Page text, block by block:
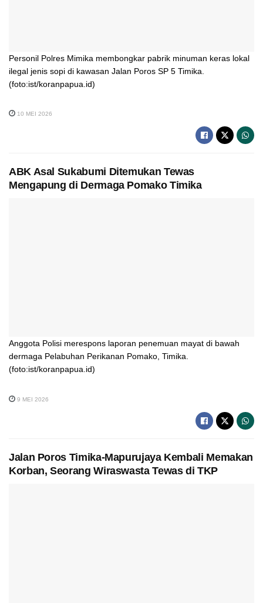
Personil Polres Mimika membongkar pabrik minuman keras lokal
ilegal jenis sopi di kawasan Jalan Poros SP 5 Timika.
(foto:ist/koranpapua.id)
10 MEI 2026
ABK Asal Sukabumi Ditemukan Tewas
Mengapung di Dermaga Pomako Timika
Anggota Polisi merespons laporan penemuan mayat di bawah
dermaga Pelabuhan Perikanan Pomako, Timika.
(foto:ist/koranpapua.id)
9 MEI 2026
Jalan Poros Timika-Mapurujaya Kembali Memakan
Korban, Seorang Wiraswasta Tewas di TKP